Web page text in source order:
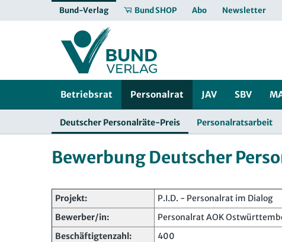
Bund-Verlag Bund SHOP Abo Newsletter
Betriebsrat Personalrat JAV SBV
Deutscher Personalräte-Preis Personalratsarbeit
Bewerbung Deutscher
Projekt:
P.I.D. - Personalrat im Dialog
Bewerber/in:
Personalrat AOK
Beschäftigtenzahl:
400